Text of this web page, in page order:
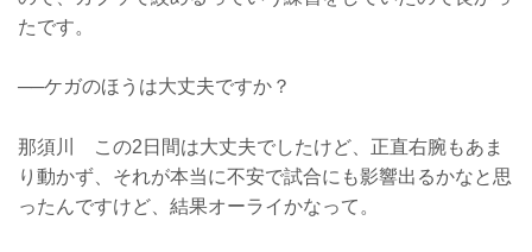
たです。
──ケガのほうは大丈夫ですか？
那須川 この2日間は大丈夫でしたけど、正直右腕もあま
り動かず、それが本当に不安で試合にも影響出るかなと思
ったんですけど、結果オーライかなって。